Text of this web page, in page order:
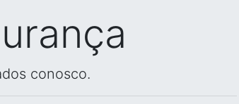
conosco.